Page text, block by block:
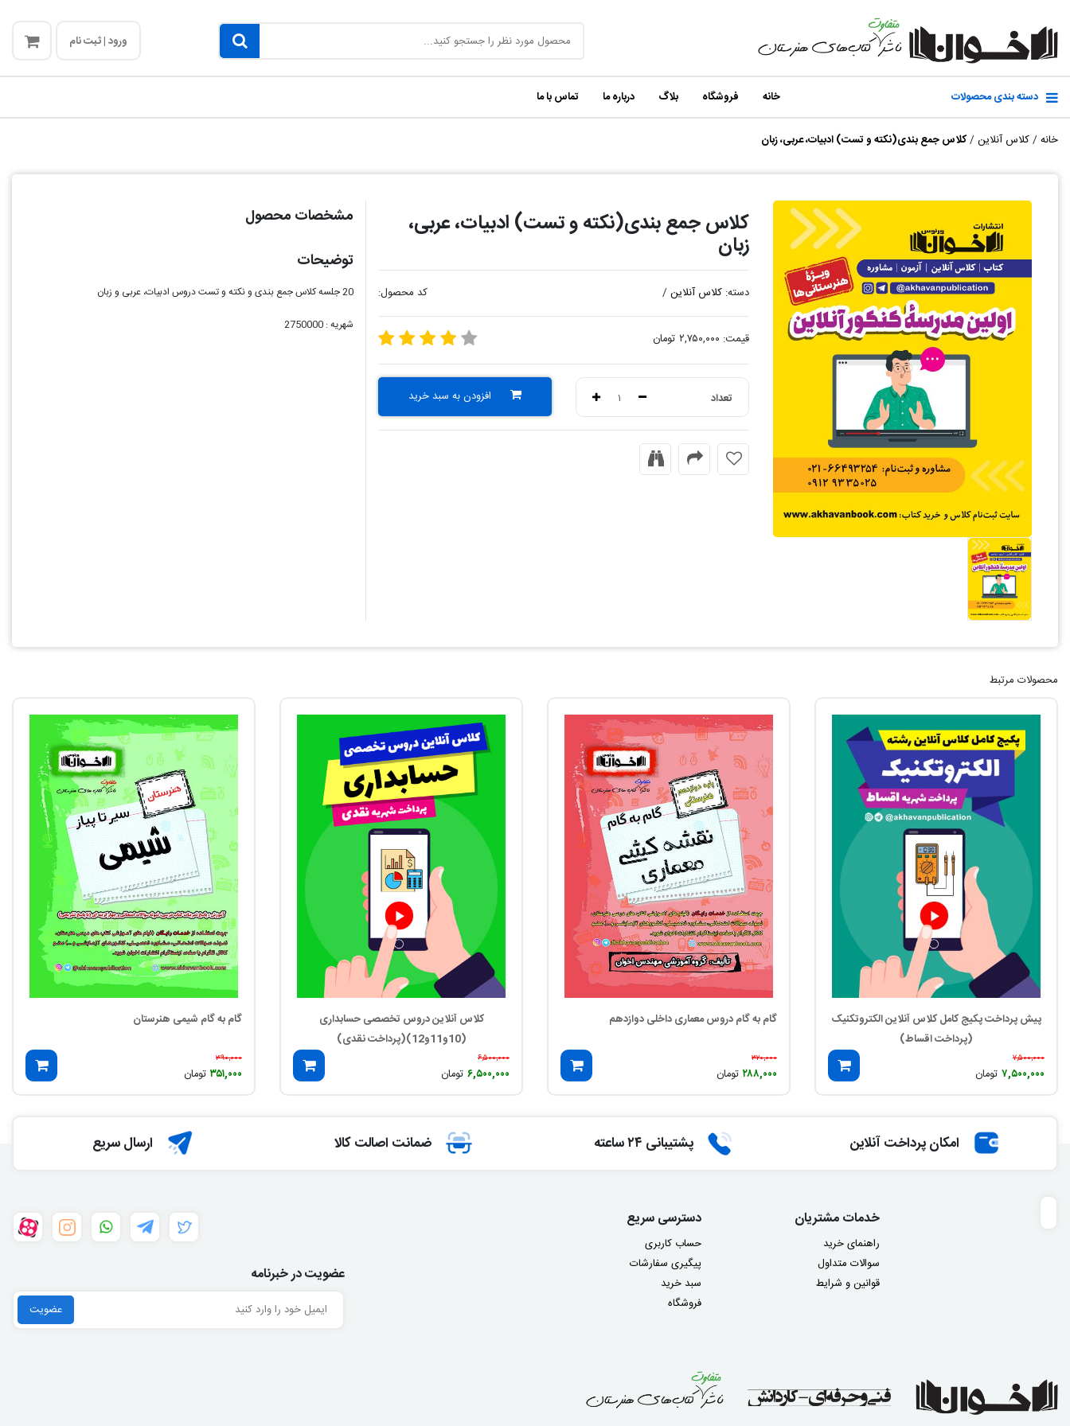
ورود | ثبت نام
دسته بندی محصولات خانه فروشگاه بلاگ درباره ما تماس با ما
خانه/کلاس آنلاین/کلاس جمع بندی(نکته و تست) ادبیات، عربی، زبان
کلاس جمع بندی(نکته و تست) ادبیات، عربی،
زبان
دسته: کلاس آنلاین/ کد محصول:
قیمت: ۲,۷۵۰,۰۰۰ تومان
تعداد ۱ افزودن به سبد خرید
مشخصات محصول
توضیحات
20 جلسه کلاس جمع بندی و نکته و تست دروس ادبیات، عربی و زبان
شهریه : 2750000
محصولات مرتبط
پیش پرداخت پکیج کامل کلاس آنلاین الکتروتکنیک
(پرداخت اقساط)
۷,۵۰۰,۰۰۰
۷,۵۰۰,۰۰۰ تومان
گام به گام دروس معماری داخلی دوازدهم
۳۲۰,۰۰۰
۲۸۸,۰۰۰ تومان
کلاس آنلاین دروس تخصصی حسابداری
(10و11و12)(پرداخت نقدی)
۶,۵۰۰,۰۰۰
۶,۵۰۰,۰۰۰ تومان
گام به گام شیمی هنرستان
۳۹۰,۰۰۰
۳۵۱,۰۰۰ تومان
امکان پرداخت آنلاین پشتیبانی ۲۴ ساعته ضمانت اصالت کالا ارسال سریع
خدمات مشتریان
راهنمای خرید
سوالات متداول
قوانین و شرایط
دسترسی سریع
حساب کاربری
پیگیری سفارشات
سبد خرید
فروشگاه
عضویت در خبرنامه